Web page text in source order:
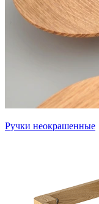
Ручки неокрашенные